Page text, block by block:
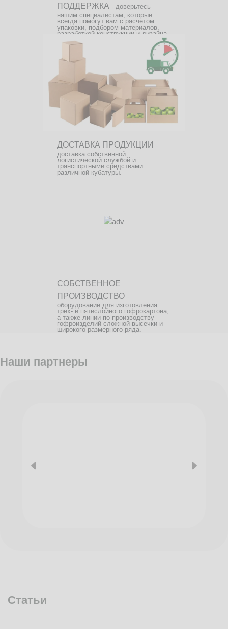
ПОДДЕРЖКА - доверьтесь
нашим специалистам, которые
всегда помогут вам с расчетом
упаковки, подбором материалов,
разработкой конструкции и дизайна.
ДОСТАВКА ПРОДУКЦИИ -
доставка собственной
логистической службой и
транспортными средствами
различной кубатуры.
СОБСТВЕННОЕ
ПРОИЗВОДСТВО -
оборудование для изготовления
трех- и пятислойного гофрокартона,
а также линии по производству
гофроизделий сложной высечки и
широкого размерного ряда.
Наши партнеры
Статьи